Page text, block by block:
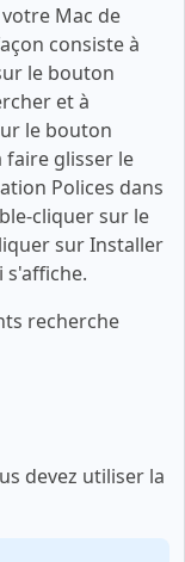
Mac de
consiste à
le bouton
et à
le bouton
faire glisser le
Polices dans
cliquer sur le
sur Installer
s'affiche.
recherche
devez utiliser la